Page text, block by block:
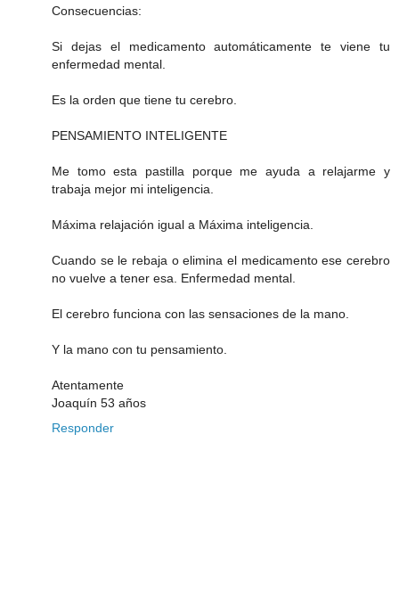
Consecuencias:
Si dejas el medicamento automáticamente te viene tu
enfermedad mental.
Es la orden que tiene tu cerebro.
PENSAMIENTO INTELIGENTE
Me tomo esta pastilla porque me ayuda a relajarme y
trabaja mejor mi inteligencia.
Máxima relajación igual a Máxima inteligencia.
Cuando se le rebaja o elimina el medicamento ese cerebro
no vuelve a tener esa. Enfermedad mental.
El cerebro funciona con las sensaciones de la mano.
Y la mano con tu pensamiento.
Atentamente
Joaquín 53 años
Responder